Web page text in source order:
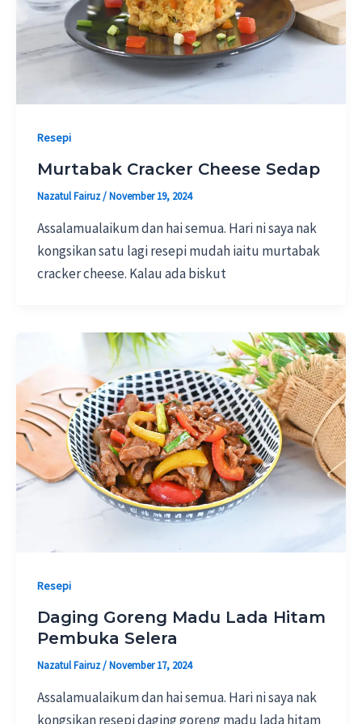
Resepi
Murtabak Cracker Cheese Sedap
Nazatul Fairuz/November 19, 2024
Assalamualaikum dan hai semua. Hari ni saya nak
kongsikan satu lagi resepi mudah iaitu murtabak
cracker cheese. Kalau ada biskut
Resepi
Daging Goreng Madu Lada Hitam
Pembuka Selera
Nazatul Fairuz/November 17, 2024
Assalamualaikum dan hai semua. Hari ni saya nak
kongsikan resepi daging goreng madu lada hitam